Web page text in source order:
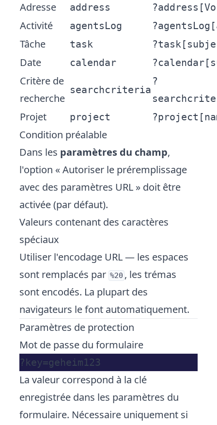
Adresse address
Activité agentsLog
Tâche task
Date calendar
Critère de
recherche
searchcriteria
?
Projet project
Condition préalable
Dans les paramètres du champ,
l'option « Autoriser le préremplissage
avec des paramètres URL » doit être
activée (par défaut).
Valeurs contenant des caractères
spéciaux
Utiliser l'encodage URL — les espaces
sont remplacés par %20 , les trémas
sont encodés. La plupart des
navigateurs le font automatiquement.
Paramètres de protection
Mot de passe du formulaire
La valeur correspond à la clé
enregistrée dans les paramètres du
formulaire. Nécessaire uniquement si